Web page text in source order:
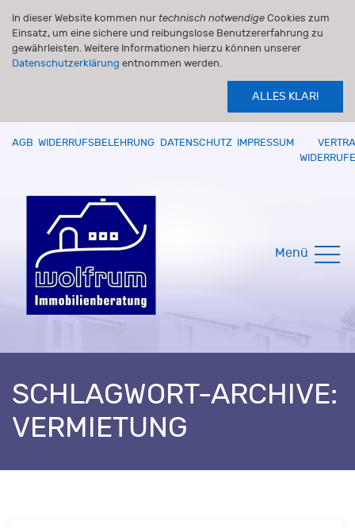
In dieser Website kommen nur technisch notwendige Cookies zum
Einsatz, um eine sichere und reibungslose Benutzererfahrung zu
gewährleisten. Weitere Informationen hierzu können unserer
Datenschutzerklärung entnommen werden.
ALLES KLAR!
AGB WIDERRUFSBELEHRUNG DATENSCHUTZ IMPRESSUM
Menü
SCHLAGWORT-ARCHIVE:
VERMIETUNG